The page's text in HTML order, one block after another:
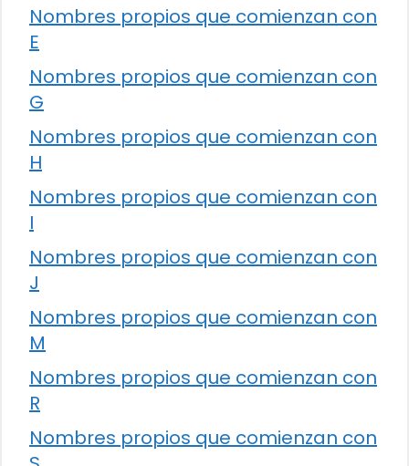
Nombres propios que comienzan con
E
Nombres propios que comienzan con
G
Nombres propios que comienzan con
H
Nombres propios que comienzan con
I
Nombres propios que comienzan con
J
Nombres propios que comienzan con
M
Nombres propios que comienzan con
R
Nombres propios que comienzan con